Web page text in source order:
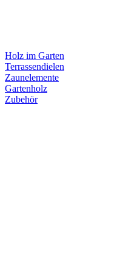
Holz im Garten
Terrassendielen
Zaunelemente
Gartenholz
Zubehör